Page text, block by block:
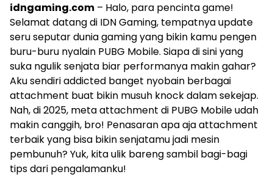
idngaming.com – Halo, para pencinta game!
Selamat datang di IDN Gaming, tempatnya update
seru seputar dunia gaming yang bikin kamu pengen
buru-buru nyalain PUBG Mobile. Siapa di sini yang
suka ngulik senjata biar performanya makin gahar?
Aku sendiri addicted banget nyobain berbagai
attachment buat bikin musuh knock dalam sekejap.
Nah, di 2025, meta attachment di PUBG Mobile udah
makin canggih, bro! Penasaran apa aja attachment
terbaik yang bisa bikin senjatamu jadi mesin
pembunuh? Yuk, kita ulik bareng sambil bagi-bagi
tips dari pengalamanku!